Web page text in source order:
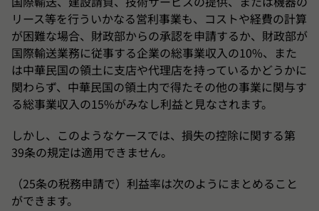
リース等を行ういかなる営利事業も、コストや経費の計算
が困難な場合、財政部からの承認を申請するか、財政部が
国際輸送業務に従事する企業の総事業収入の10%、また
は中華民国の領土に支店や代理店を持っているかどうかに
関わらず、中華民国の領土内で得たその他の事業に関与す
る総事業収入の15%がみなし利益と見なされます。
しかし、このようなケースでは、損失の控除に関する第
39条の規定は適用できません。
（25条の税務申請で）利益率は次のようにまとめること
ができます。